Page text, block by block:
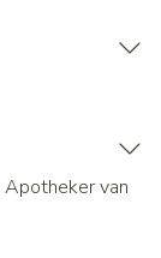
Apotheker van